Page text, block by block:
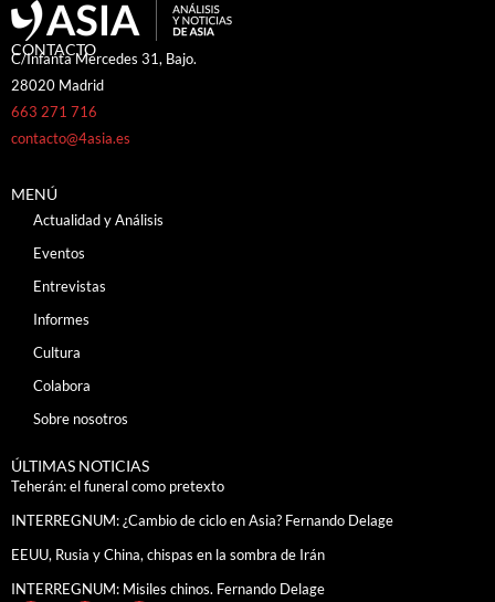
CONTACTO
C/Infanta Mercedes 31, Bajo.
28020 Madrid
663 271 716
contacto@4asia.es
MENÚ
Actualidad y Análisis
Eventos
Entrevistas
Informes
Cultura
Colabora
Sobre nosotros
ÚLTIMAS NOTICIAS
Teherán: el funeral como pretexto
INTERREGNUM: ¿Cambio de ciclo en Asia? Fernando Delage
EEUU, Rusia y China, chispas en la sombra de Irán
INTERREGNUM: Misiles chinos. Fernando Delage